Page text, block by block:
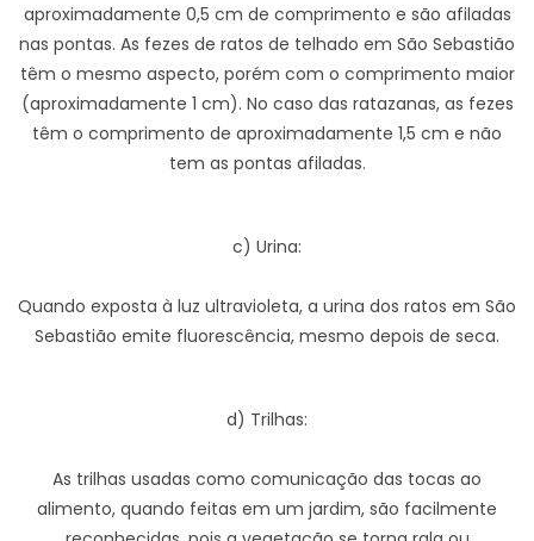
aproximadamente 0,5 cm de comprimento e são afiladas
nas pontas. As fezes de ratos de telhado em São Sebastião
têm o mesmo aspecto, porém com o comprimento maior
(aproximadamente 1 cm). No caso das ratazanas, as fezes
têm o comprimento de aproximadamente 1,5 cm e não
tem as pontas afiladas.
c) Urina:
Quando exposta à luz ultravioleta, a urina dos ratos em São
Sebastião emite fluorescência, mesmo depois de seca.
d) Trilhas:
As trilhas usadas como comunicação das tocas ao
alimento, quando feitas em um jardim, são facilmente